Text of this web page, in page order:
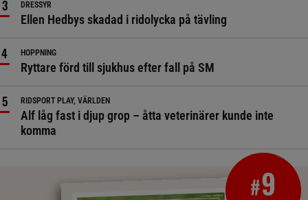
DRESSYR
Ellen Hedbys skadad i ridolycka på tävling
HOPPNING
Ryttare förd till sjukhus efter fall på SM
RIDSPORT PLAY, VÄRLDEN
Alf låg fast i djup grop – åtta veterinärer kunde inte
komma
#9